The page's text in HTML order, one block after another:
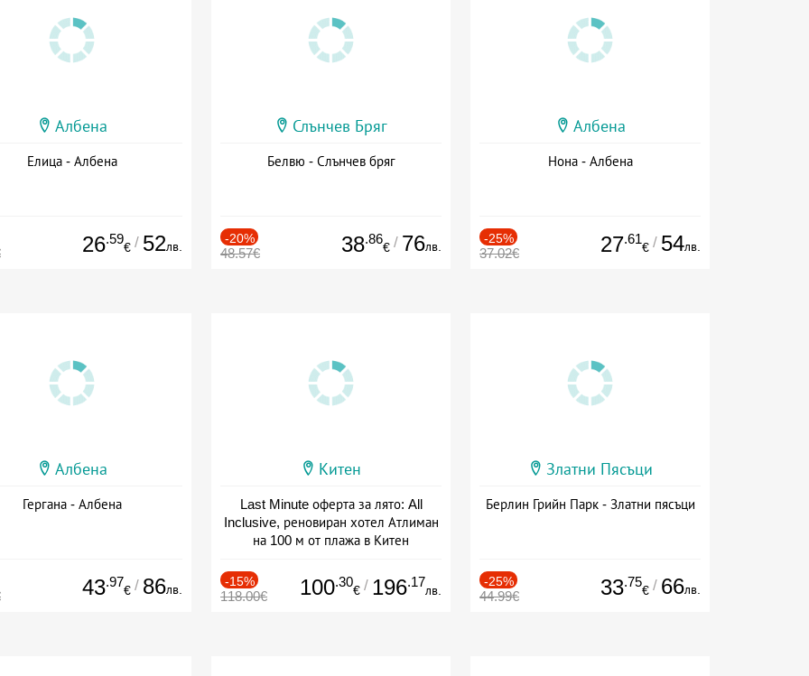
Албена
Елица - Албена
26.59
€ / 52лв.
Слънчев Бряг
Белвю - Слънчев бряг
-20%
48.57€ 38.86
€ / 76лв.
Албена
Нона - Албена
-25%
37.02€ 27.61
€ / 54лв.
Албена
Гергана - Албена
43.97
€ / 86лв.
Китен
Last Minute оферта за лято: All
Inclusive, реновиран хотел Атлиман
на 100 м от плажа в Китен
-15%
118.00€ 100.30
€ / 196.17
лв.
Златни Пясъци
Берлин Грийн Парк - Златни пясъци
-25%
44.99€ 33.75
€ / 66лв.